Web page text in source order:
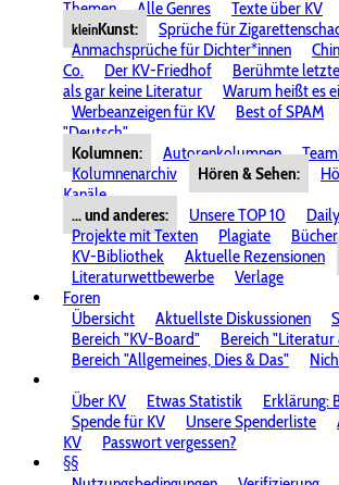
Themen
Alle Genres Texte über KV
kleinKunst:
Sprüche für
Anmachsprüche für Dichter*innen
Co.
Der KV-Friedhof Berühmte
als gar keine Literatur
Warum heißt es
Werbeanzeigen für KV
Best of SPAM
"Deutsch"
Kolumnen:
Autorenkolumnen
Kolumnenarchiv
Hören & Sehen:
Kanäle
... und anderes:
Unsere TOP 10
Projekte mit Texten
Plagiate
KV-Bibliothek
Aktuelle Rezensionen
Literaturwettbewerbe
Verlage
Foren
Übersicht
Aktuellste Diskussionen
Bereich "KV-Board"
Bereich "Literatur
Bereich "Allgemeines, Dies & Das"
Über KV
Etwas Statistik
Erklärung:
Spende für KV
Unsere Spenderliste
KV
Passwort vergessen?
§§